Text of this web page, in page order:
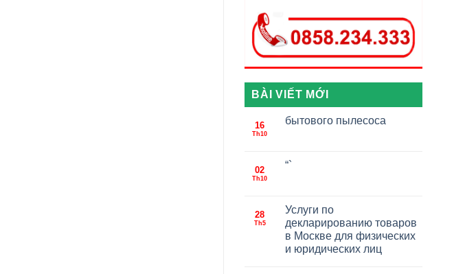
BÀI VIẾT MỚI
16
Th10
бытового пылесоса
02
Th10
“`
28
Th5
Услуги по
декларированию товаров
в Москве для физических
и юридических лиц